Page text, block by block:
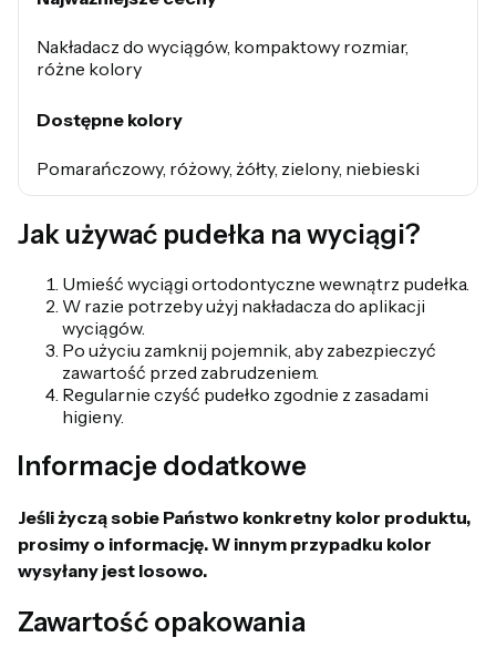
Nakładacz do wyciągów, kompaktowy rozmiar,
różne kolory
Dostępne kolory
Pomarańczowy, różowy, żółty, zielony, niebieski
Jak używać pudełka na wyciągi?
Umieść wyciągi ortodontyczne wewnątrz pudełka.
W razie potrzeby użyj nakładacza do aplikacji
wyciągów.
Po użyciu zamknij pojemnik, aby zabezpieczyć
zawartość przed zabrudzeniem.
Regularnie czyść pudełko zgodnie z zasadami
higieny.
Informacje dodatkowe
Jeśli życzą sobie Państwo konkretny kolor produktu,
prosimy o informację. W innym przypadku kolor
wysyłany jest losowo.
Zawartość opakowania